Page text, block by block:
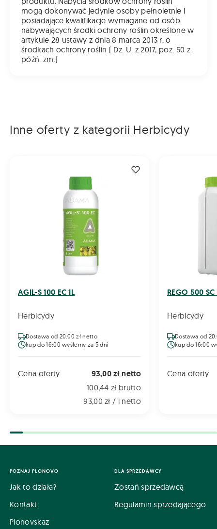
mogą dokonywać jedynie osoby pełnoletnie i
posiadające kwalifikacje wymagane od osób
nabywających środki ochrony roślin określone w
artykule 28 ustawy z dnia 8 marca 2013 r. o
środkach ochrony roślin ( Dz. U. z 2017, poz. 50 z
późń. zm.)
Inne oferty z kategorii Herbicydy
AGIL-S 100 EC 1L
Herbicydy
Dostawa od 20.00 zł netto
kup do 16:00 wyślemy za 5 dni
Cena oferty 93,00 zł netto
100,44 zł brutto
93,00 zł / l netto
REGO 500 SC
Herbicydy
Dostawa od
kup do 16:00
Cena oferty
POZNAJ PLONOVO
Jak to działa?
Kontakt
Plonovskaz
DLA SPRZEDAWCY
Zostań sprzedawcą
Regulamin sprzedającego